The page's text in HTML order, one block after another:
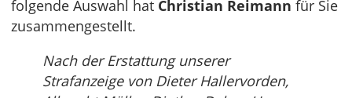
folgende Auswahl hat Christian Reimann für Sie
zusammengestellt.
Nach der Erstattung unserer
Strafanzeige von Dieter Hallervorden,